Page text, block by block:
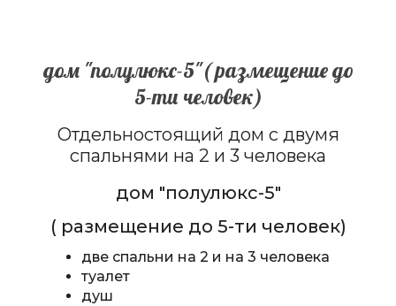
дом "полулюкс-5"( размещение до
5-ти человек)
Отдельностоящий дом с двумя
спальнями на 2 и 3 человека
дом "полулюкс-5"
( размещение до 5-ти человек)
две спальни на 2 и на 3 человека
туалет
душ